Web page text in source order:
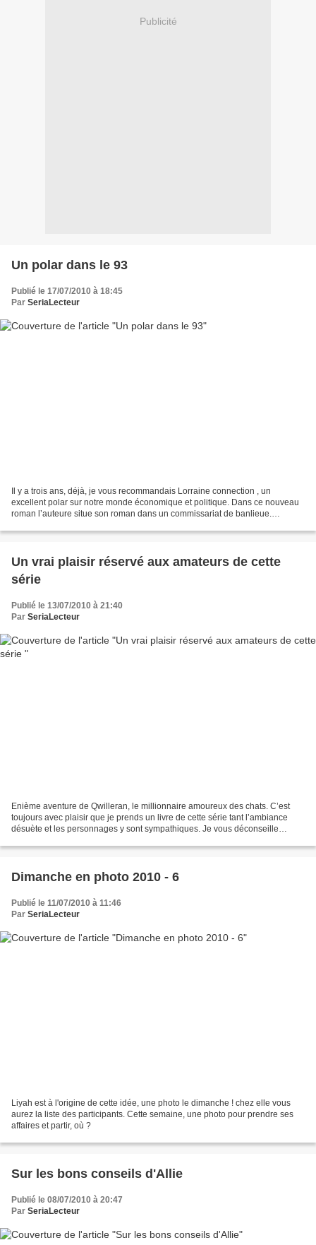
Publicité
Un polar dans le 93
Publié le 17/07/2010 à 18:45
Par SeriaLecteur
Il y a trois ans, déjà, je vous recommandais Lorraine connection , un
excellent polar sur notre monde économique et politique. Dans ce nouveau
roman l’auteure situe son roman dans un commissariat de banlieue.
Un vrai plaisir réservé aux amateurs de cette
série
Publié le 13/07/2010 à 21:40
Par SeriaLecteur
Enième aventure de Qwilleran, le millionnaire amoureux des chats. C’est
toujours avec plaisir que je prends un livre de cette série tant l’ambiance
désuète et les personnages y sont sympathiques. Je vous déconseille
Dimanche en photo 2010 - 6
Publié le 11/07/2010 à 11:46
Par SeriaLecteur
Liyah est à l'origine de cette idée, une photo le dimanche ! chez elle vous
aurez la liste des participants. Cette semaine, une photo pour prendre ses
affaires et partir, où ?
Sur les bons conseils d'Allie
Publié le 08/07/2010 à 20:47
Par SeriaLecteur